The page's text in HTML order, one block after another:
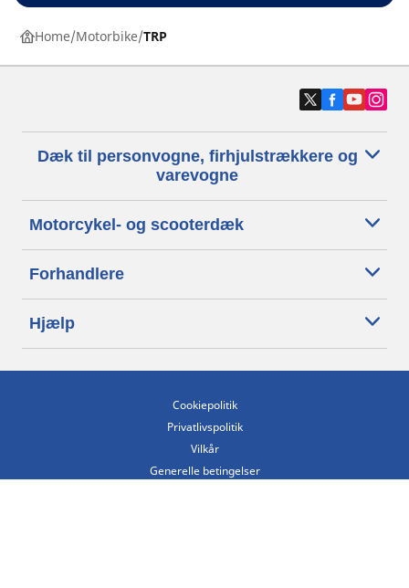
Home Motorbike TRP
Dæk til personvogne, firhjulstrækkere og
varevogne
Motorcykel- og scooterdæk
Forhandlere
Hjælp
Cookiepolitik
Privatlivspolitik
Vilkår
Generelle betingelser